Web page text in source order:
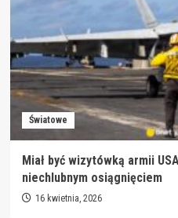
Światowe
Miał być wizytówką armii
niechlubnym osiągnięciem
16 kwietnia, 2026